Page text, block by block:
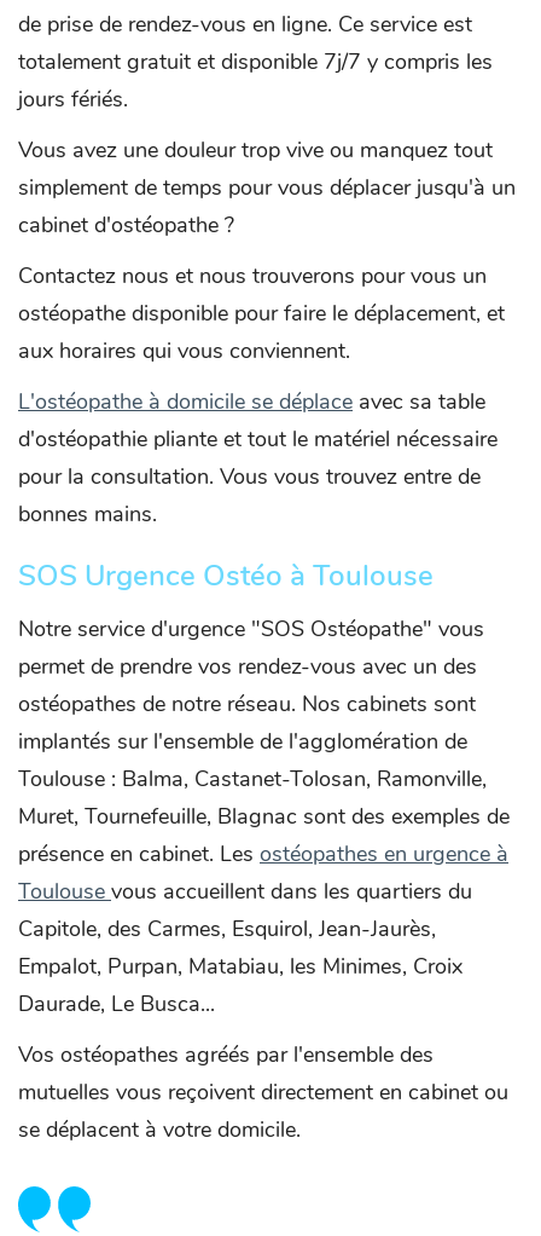
de prise de rendez-vous en ligne. Ce service est
totalement gratuit et disponible 7j/7 y compris les
jours fériés.
Vous avez une douleur trop vive ou manquez tout
simplement de temps pour vous déplacer jusqu'à un
cabinet d'ostéopathe ?
Contactez nous et nous trouverons pour vous un
ostéopathe disponible pour faire le déplacement, et
aux horaires qui vous conviennent.
L'ostéopathe à domicile se déplace avec sa table
d'ostéopathie pliante et tout le matériel nécessaire
pour la consultation. Vous vous trouvez entre de
bonnes mains.
SOS Urgence Ostéo à Toulouse
Notre service d'urgence "SOS Ostéopathe" vous
permet de prendre vos rendez-vous avec un des
ostéopathes de notre réseau. Nos cabinets sont
implantés sur l'ensemble de l'agglomération de
Toulouse : Balma, Castanet-Tolosan, Ramonville,
Muret, Tournefeuille, Blagnac sont des exemples de
présence en cabinet. Les ostéopathes en urgence à
Toulouse vous accueillent dans les quartiers du
Capitole, des Carmes, Esquirol, Jean-Jaurès,
Empalot, Purpan, Matabiau, les Minimes, Croix
Daurade, Le Busca...
Vos ostéopathes agréés par l'ensemble des
mutuelles vous reçoivent directement en cabinet ou
se déplacent à votre domicile.